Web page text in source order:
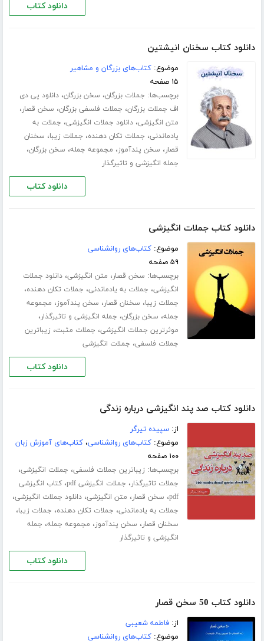
دانلود کتاب
دانلود کتاب سخنان انیشتین
موضوع:کتاب‌های بزرگان و مشاهیر
۱۵ صفحه
برچسب‌ها: جملات بزرگان، سخن بزرگان،دانلود پی دی
اف جملات بزرگان، جملات فلسفی بزرگان، سخن قصار،
متن انگیزشی،دانلود جملات انگیزشی، جملات به
یادماندنی، جملات تکان دهنده، جملات زیبا، سخنان
قصار، سخن پندآموز، مجموعه جمله، سخن بزرگان،
جمله انگیزشی و تاثیرگذار
دانلود کتاب
دانلود کتاب جملات انگیزشی
موضوع:کتاب‌های روانشناسی
۵۹ صفحه
برچسب‌ها: سخن قصار، متن انگیزشی،دانلود جملات
انگیزشی، جملات به یادماندنی، جملات تکان دهنده،
جملات زیبا، سخنان قصار، سخن پندآموز، مجموعه
جمله، سخن بزرگان، جمله انگیزشی و تاثیرگذار،
موثرترین جملات انگیزشی، جملات مثبت، زیباترین
جملات فلسفی، جملات انگیزشی
دانلود کتاب
دانلود کتاب صد پند انگیزشی درباره زندگی
از:سپیده تیرگر
موضوع:کتاب‌های روانشناسی،کتاب‌های آموزش زبان
۱۰۰ صفحه
برچسب‌ها: زیباترین جملات فلسفی، جملات انگیزشی،
جملات تاثیرگذار، جملات انگیزشی pdf ،کتاب انگیزشی
pdf، سخن قصار، متن انگیزشی،دانلود جملات انگیزشی،
جملات به یادماندنی، جملات تکان دهنده، جملات زیبا،
سخنان قصار، سخن پندآموز، مجموعه جمله، جمله
انگیزشی و تاثیرگذار
دانلود کتاب
دانلود کتاب 50 سخن قصار
از:فاطمه شعیبی
موضوع:کتاب‌های روانشناسی